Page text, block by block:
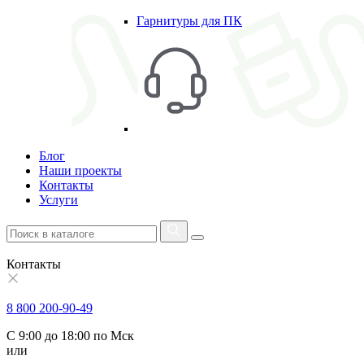
Гарнитуры для ПК
Блог
Наши проекты
Контакты
Услуги
Контакты
8 800 200-90-49
С 9:00 до 18:00 по Мск
или